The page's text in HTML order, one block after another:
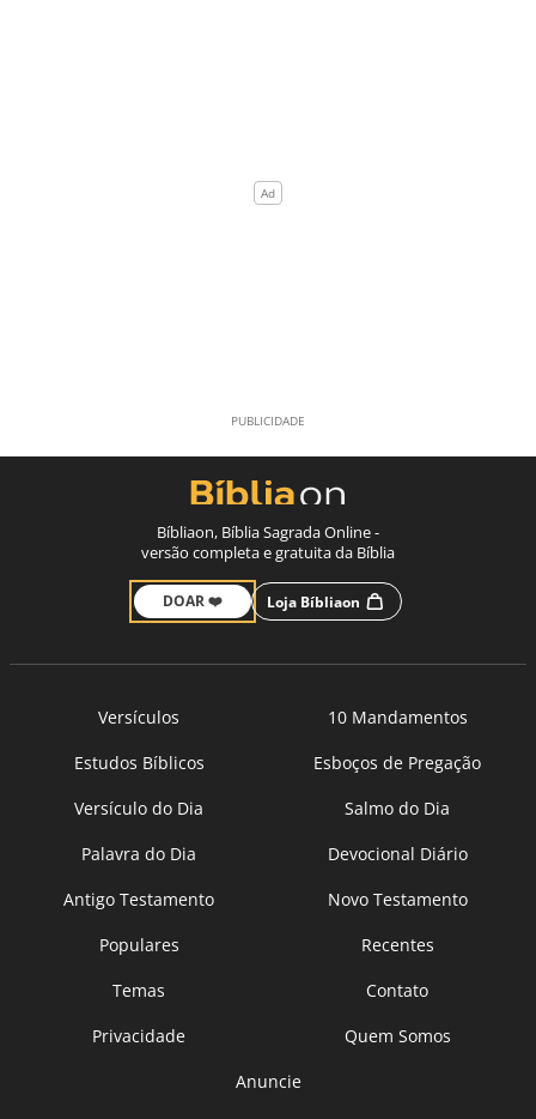
Bíbliaon, Bíblia Sagrada Online -
versão completa e gratuita da Bíblia
DOAR ❤️ Loja Bíbliaon
Versículos
10 Mandamentos
Estudos Bíblicos
Esboços de Pregação
Versículo do Dia
Salmo do Dia
Palavra do Dia
Devocional Diário
Antigo Testamento
Novo Testamento
Populares
Recentes
Temas
Contato
Privacidade
Quem Somos
Anuncie